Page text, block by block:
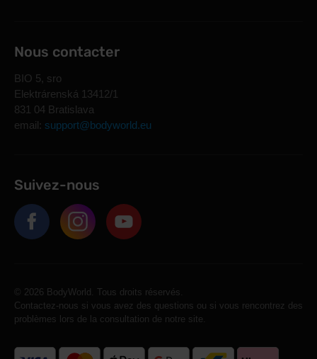
Nous contacter
BIO 5, sro
Elektrárenská 13412/1
831 04 Bratislava
email: support@bodyworld.eu
Suivez-nous
© 2026 BodyWorld. Tous droits réservés.
Contactez-nous si vous avez des questions ou si vous rencontrez des
problèmes lors de la consultation de notre site.